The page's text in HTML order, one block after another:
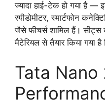
ज्यादा हाई-टेक हो गया है
स्पीडोमीटर, स्मार्टफोन
जैसे फीचर्स शामिल हैं।
मैटेरियल से तैयार किया गया
Tata Nano